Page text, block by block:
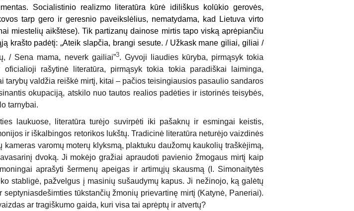
Socialistinio realizmo literatūra kūrė idiliškus kolūkio gerovės,
tarp gero ir geresnio paveikslėlius, nematydama, kad Lietuva virto
miestelių aikštėse). Tik partizanų dainose mirtis tapo viską aprėpiančiu
krašto padėtį: „Ateik slapčia, brangi sesute. / Užkask mane giliai, giliai /
/ Sena mama, neverk gailiai”3. Gyvoji liaudies kūryba, pirmąsyk tokia
oficialioji rašytinė literatūra, pirmąsyk tokia tokia paradiškai laiminga,
tarybų valdžia reiškė mirtį, kitai – pačios teisingiausios pasaulio sandaros
okupaciją, atskilo nuo tautos realios padėties ir istorinės teisybės,
tarnybai.
laukuose, literatūra turėjo suvirpėti iki pašaknų ir esmingai keistis,
ir iškalbingos retorikos lukštų. Tradicinė literatūra neturėjo vaizdinės
kameras varomų moterų klyksmą, plaktuku daužomų kaukolių traškėjimą,
dvoką. Ji mokėjo gražiai apraudoti pavienio žmogaus mirtį kaip
aprašyti šermenų apeigas ir artimųjų skausmą (I. Simonaitytės
stabligė, pažvelgus į masinių sušaudymų kapus. Ji nežinojo, ką galėtų
tūkstančių žmonių prievartinę mirtį (Katynė, Paneriai).
ar tragiškumo gaida, kuri visa tai aprėptų ir atvertų?